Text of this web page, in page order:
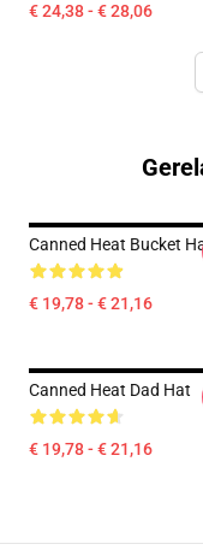
€ 24,38 - € 28,06
Canned Heat Bucket
€ 19,78 - € 21,16
Canned Heat Dad Hat
€ 19,78 - € 21,16